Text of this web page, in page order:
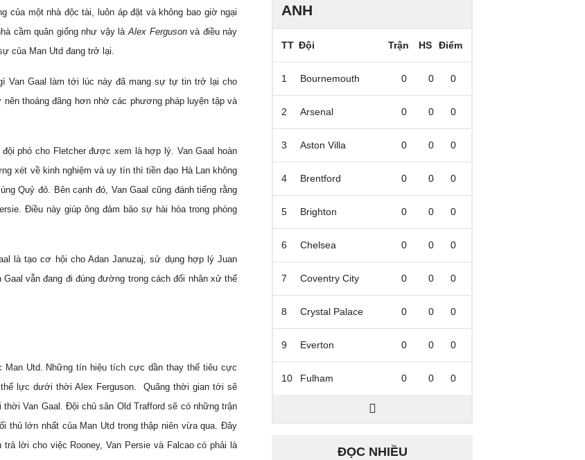
của một nhà độc tài, luôn áp đặt và không bao giờ ngại
cầm quân giống như vậy làAlex Fergusonvà điều này
của Man Utd đang trở lại.
Van Gaal làm tới lúc này đã mang sự tự tin trở lại cho
thoáng đãng hơn nhờ các phương pháp luyện tập và
phó cho Fletcher được xem là hợp lý. Van Gaal hoàn
xét về kinh nghiệm và uy tín thì tiền đạo Hà Lan không
Quỷ đỏ. Bên cạnh đó, Van Gaal cũng đánh tiếng rằng
Điều này giúp ông đảm bảo sự hài hòa trong phòng
là tạo cơ hội cho Adan Januzaj, sử dụng hợp lý Juan
vẫn đang đi đúng đường trong cách đối nhân xử thế
Man Utd. Những tín hiệu tích cực dần thay thế tiêu cực
lực dưới thời Alex Ferguson. Quãng thời gian tới sẽ
Van Gaal. Đội chủ sân Old Trafford sẽ có những trận
thủ lớn nhất của Man Utd trong thập niên vừa qua. Đây
lời cho việc Rooney, Van Persie và Falcao có phải là
ANH
TT Đội Trận HS Điểm
1 Bournemouth 0 0 0
2 Arsenal 0 0 0
3 Aston Villa 0 0 0
4 Brentford 0 0 0
5 Brighton 0 0 0
6 Chelsea 0 0 0
7 Coventry City 0 0 0
8 Crystal Palace 0 0 0
9 Everton 0 0 0
10 Fulham 0 0 0
ĐỌC NHIỀU